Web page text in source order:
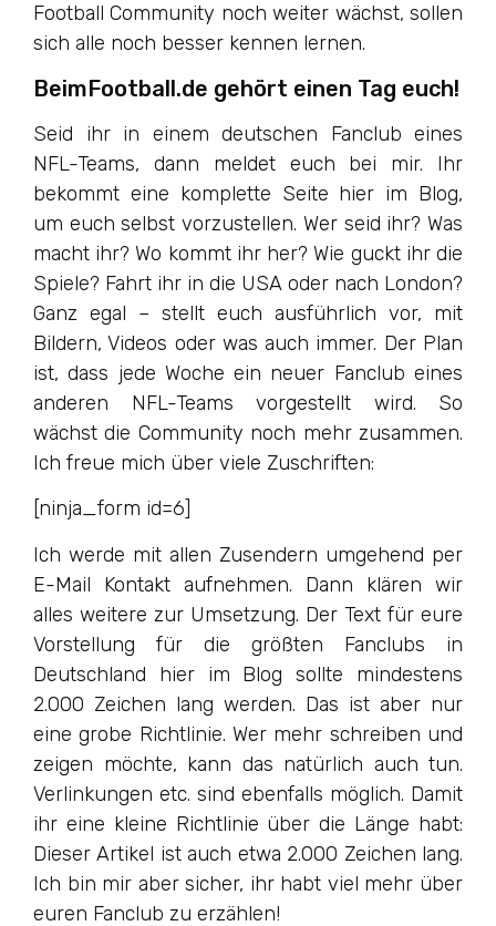
Football Community noch weiter wächst, sollen
sich alle noch besser kennen lernen.
BeimFootball.de gehört einen Tag euch!
Seid ihr in einem deutschen Fanclub eines
NFL-Teams, dann meldet euch bei mir. Ihr
bekommt eine komplette Seite hier im Blog,
um euch selbst vorzustellen. Wer seid ihr? Was
macht ihr? Wo kommt ihr her? Wie guckt ihr die
Spiele? Fahrt ihr in die USA oder nach London?
Ganz egal – stellt euch ausführlich vor, mit
Bildern, Videos oder was auch immer. Der Plan
ist, dass jede Woche ein neuer Fanclub eines
anderen NFL-Teams vorgestellt wird. So
wächst die Community noch mehr zusammen.
Ich freue mich über viele Zuschriften:
[ninja_form id=6]
Ich werde mit allen Zusendern umgehend per
E-Mail Kontakt aufnehmen. Dann klären wir
alles weitere zur Umsetzung. Der Text für eure
Vorstellung für die größten Fanclubs in
Deutschland hier im Blog sollte mindestens
2.000 Zeichen lang werden. Das ist aber nur
eine grobe Richtlinie. Wer mehr schreiben und
zeigen möchte, kann das natürlich auch tun.
Verlinkungen etc. sind ebenfalls möglich. Damit
ihr eine kleine Richtlinie über die Länge habt:
Dieser Artikel ist auch etwa 2.000 Zeichen lang.
Ich bin mir aber sicher, ihr habt viel mehr über
euren Fanclub zu erzählen!